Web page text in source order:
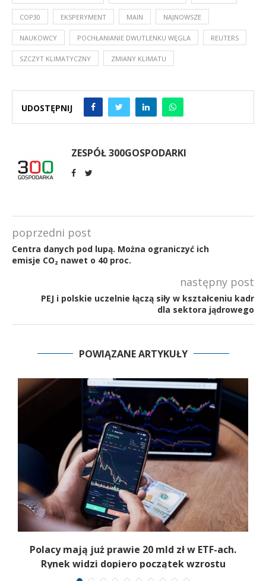
COP30 EKSPERYMENT MAIN NAJNOWSZE
NAUKOWCY POCHŁANIANIE DWUTLENKU WĘGLA REUTERS
SZCZYT KLIMATYCZNY ZMIANY KLIMATU
UDOSTĘPNIJ
ZESPÓŁ 300GOSPODARKI
poprzedni post
Centra danych pod lupą. Można ograniczyć ich
emisje CO₂ nawet o 40 proc.
następny post
PEJ i polskie uczelnie łączą siły w kształceniu kadr
dla sektora jądrowego
POWIĄZANE ARTYKUŁY
Polacy mają już prawie 20 mld zł w ETF-ach.
Rynek widzi dopiero początek wzrostu